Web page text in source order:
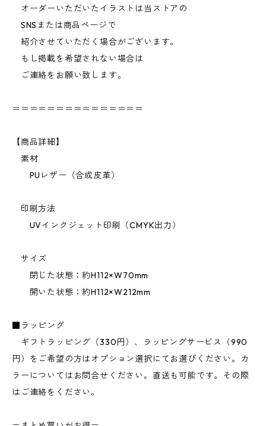
オーダーいただいたイラストは当ストアの
SNSまたは商品ページで
紹介させていただく場合がございます。
もし掲載を希望されない場合は
ご連絡をお願い致します。
＝＝＝＝＝＝＝＝＝＝＝＝＝＝＝
【商品詳細】
素材
PUレザー（合成皮革）
印刷方法
UVインクジェット印刷（CMYK出力）
サイズ
閉じた状態：約H112×W70mm
開いた状態：約H112×W212mm
■ラッピング
ギフトラッピング（330円）、ラッピングサービス（990
円）をご希望の方はオプション選択にてお選びください。カ
ラーについてはお問合せください。直送も可能です。その際
はご連絡をください。